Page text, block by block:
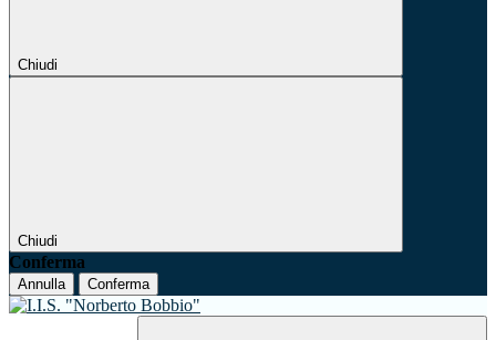
Chiudi
Chiudi
Conferma
Annulla Conferma